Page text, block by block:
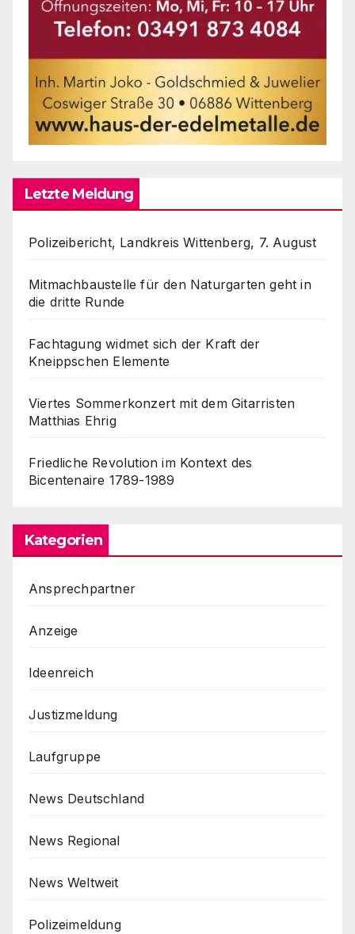
Letzte Meldung
Polizeibericht, Landkreis Wittenberg, 7. August
Mitmachbaustelle für den Naturgarten geht in
die dritte Runde
Fachtagung widmet sich der Kraft der
Kneippschen Elemente
Viertes Sommerkonzert mit dem Gitarristen
Matthias Ehrig
Friedliche Revolution im Kontext des
Bicentenaire 1789-1989
Kategorien
Ansprechpartner
Anzeige
Ideenreich
Justizmeldung
Laufgruppe
News Deutschland
News Regional
News Weltweit
Polizeimeldung